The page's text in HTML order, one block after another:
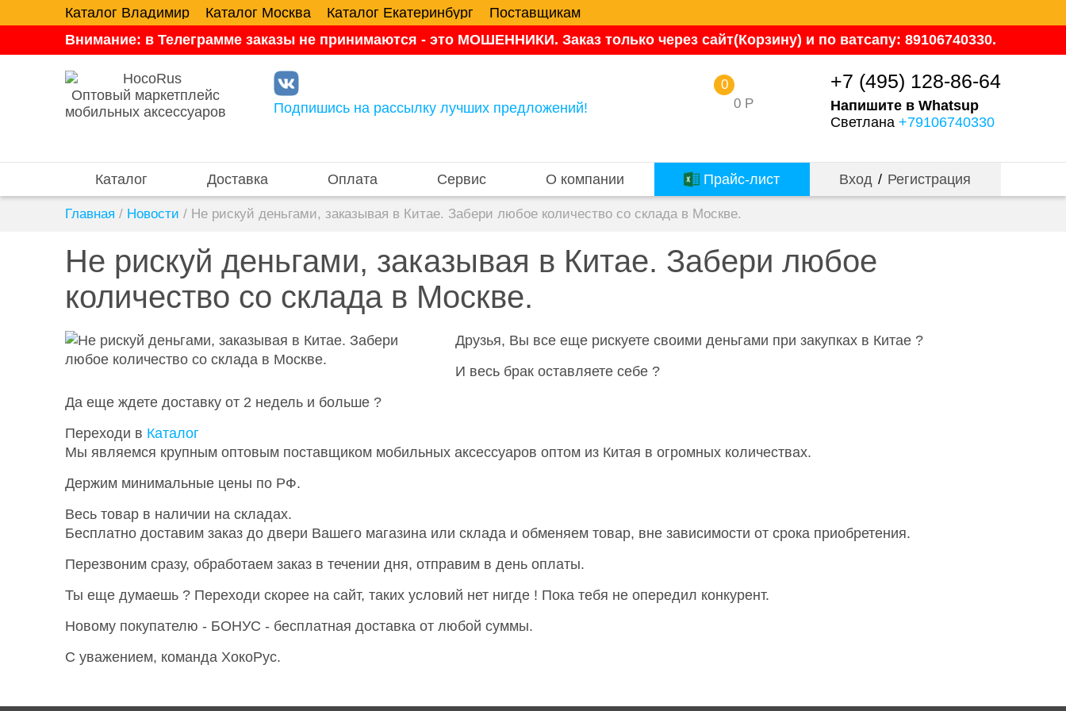
Каталог Владимир Каталог Москва Каталог Екатеринбург
Поставщикам
Внимание: в Телеграмме заказы не принимаются - это МОШЕННИКИ. Заказ только через сайт(Корзину) и по ватсапу: 89106740330.
Оптовый маркетплейс
мобильных аксессуаров
Подпишись на рассылку лучших предложений! 0 Р
0 +7 (495) 128-86-64
Напишите в Whatsup
Светлана +79106740330
Каталог Доставка Оплата Сервис О компании Прайс-лист Вход / Регистрация
Главная / Новости / Не рискуй деньгами, заказывая в Китае. Забери любое количество со склада в Москве.
Не рискуй деньгами, заказывая в Китае. Забери любое
количество со склада в Москве.
Друзья, Вы все еще рискуете своими деньгами при закупках в Китае ?
И весь брак оставляете себе ?
Да еще ждете доставку от 2 недель и больше ?
Переходи в Каталог
Мы являемся крупным оптовым поставщиком мобильных аксессуаров оптом из Китая в огромных количествах.
Держим минимальные цены по РФ.
Весь товар в наличии на складах.
Бесплатно доставим заказ до двери Вашего магазина или склада и обменяем товар, вне зависимости от срока приобретения.
Перезвоним сразу, обработаем заказ в течении дня, отправим в день оплаты.
Ты еще думаешь ? Переходи скорее на сайт, таких условий нет нигде ! Пока тебя не опередил конкурент.
Новому покупателю - БОНУС - бесплатная доставка от любой суммы.
С уважением, команда ХокоРус.